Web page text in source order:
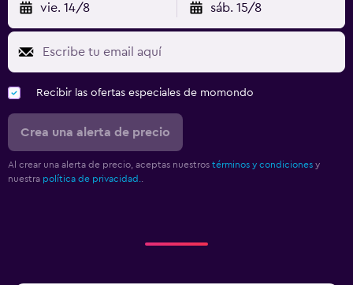
vie. 14/8 sáb. 15/8
Recibir las ofertas especiales de momondo
Crea una alerta de precio
Al crear una alerta de precio, aceptas nuestros términos y condiciones y
nuestra política de privacidad.